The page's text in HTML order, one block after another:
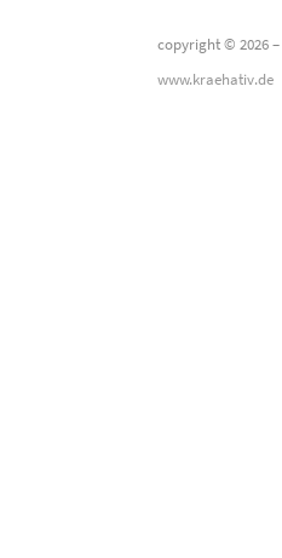
copyright © 2026 –
www.kraehativ.de